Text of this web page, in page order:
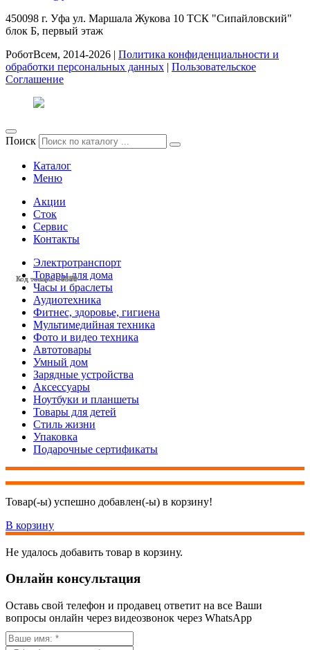
Код товара: 28472
Код товара: 28478
Код товара: 28471
Код товара: 28458
Код товара: 28358
Код товара: 28357
Код товара: 28356
Код товара: 28350
Код товара: 27566
Код товара: 27550
Код товара: 27516
Код товара: 27469
450098 г. Уфа ул. Маршала Жукова 10 ТСК "Сипайловский"
блок Б, первый этаж
РоботВсем, 2014-2026 | Политика конфиденциальности и
обработки персональных данных | Пользовательское
Соглашение
Поиск
Каталог
Меню
Акции
Сток
Сервис
Контакты
Электротранспорт
Товары для дома
Часы и браслеты
Аудиотехника
Фитнес, здоровье, гигиена
Мультимедийная техника
Фото и видео техника
Автотовары
Умный дом
Зарядные устройства
Аксессуары
Ноутбуки и планшеты
Товары для детей
Стиль жизни
Упаковка
Подарочные сертификаты
Товар(-ы) успешно добавлен(-ы) в корзину!
В корзину
Не удалось добавить товар в корзину.
Онлайн консультация
Оставь свой телефон и продавец ответит на все Ваши
вопросы онлайн через видеозвонок через WhatsApp